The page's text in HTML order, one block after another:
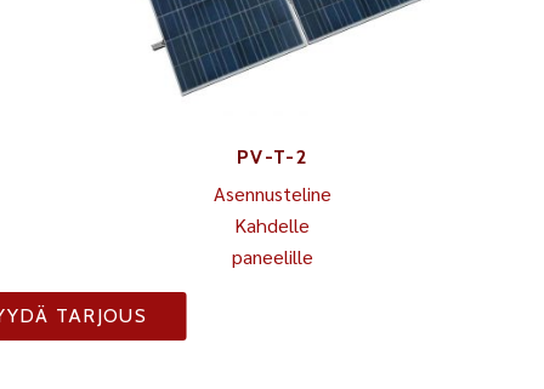
PV-T-2
Asennusteline
Kahdelle
paneelille
TARJOUS